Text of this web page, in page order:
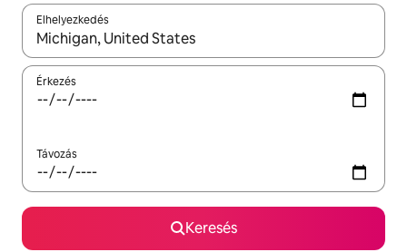
Elhelyezkedés
Az eredmények között a felfelé és a lefelé nyíllal
Érkezés
Távozás
Keresés